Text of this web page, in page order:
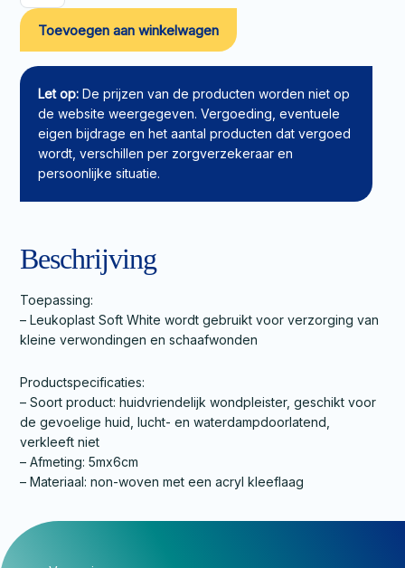
Leukoplast
Soft
White
5mx6cm
aantal
Toevoegen aan winkelwagen
Let op: De prijzen van de producten worden niet op
de website weergegeven. Vergoeding, eventuele
eigen bijdrage en het aantal producten dat vergoed
wordt, verschillen per zorgverzekeraar en
persoonlijke situatie.
Beschrijving
Toepassing:
– Leukoplast Soft White wordt gebruikt voor verzorging van
kleine verwondingen en schaafwonden
Productspecificaties:
– Soort product: huidvriendelijk wondpleister, geschikt voor
de gevoelige huid, lucht- en waterdampdoorlatend,
verkleeft niet
– Afmeting: 5mx6cm
– Materiaal: non-woven met een acryl kleeflaag